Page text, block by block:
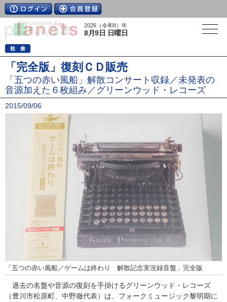
2026（令和8）年
8月9日 日曜日
「完全版」復刻ＣＤ販売
「五つの赤い風船」解散コンサート収録／未発表の
音源加えた６枚組み／グリーンウッド・レコーズ
2015/09/06
「五つの赤い風船／ゲームは終わり 解散記念実況録音盤」完全版
過去の名盤や音源の復刻を手掛けるグリーンウッド・レコーズ
（豊川市松原町、中野徹代表）は、フォークミュージック黎明期に